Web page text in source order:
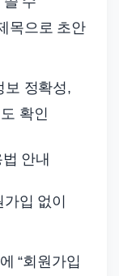
목으로 초안
보 정확성,
확인
안내
입 없이
“회원가입